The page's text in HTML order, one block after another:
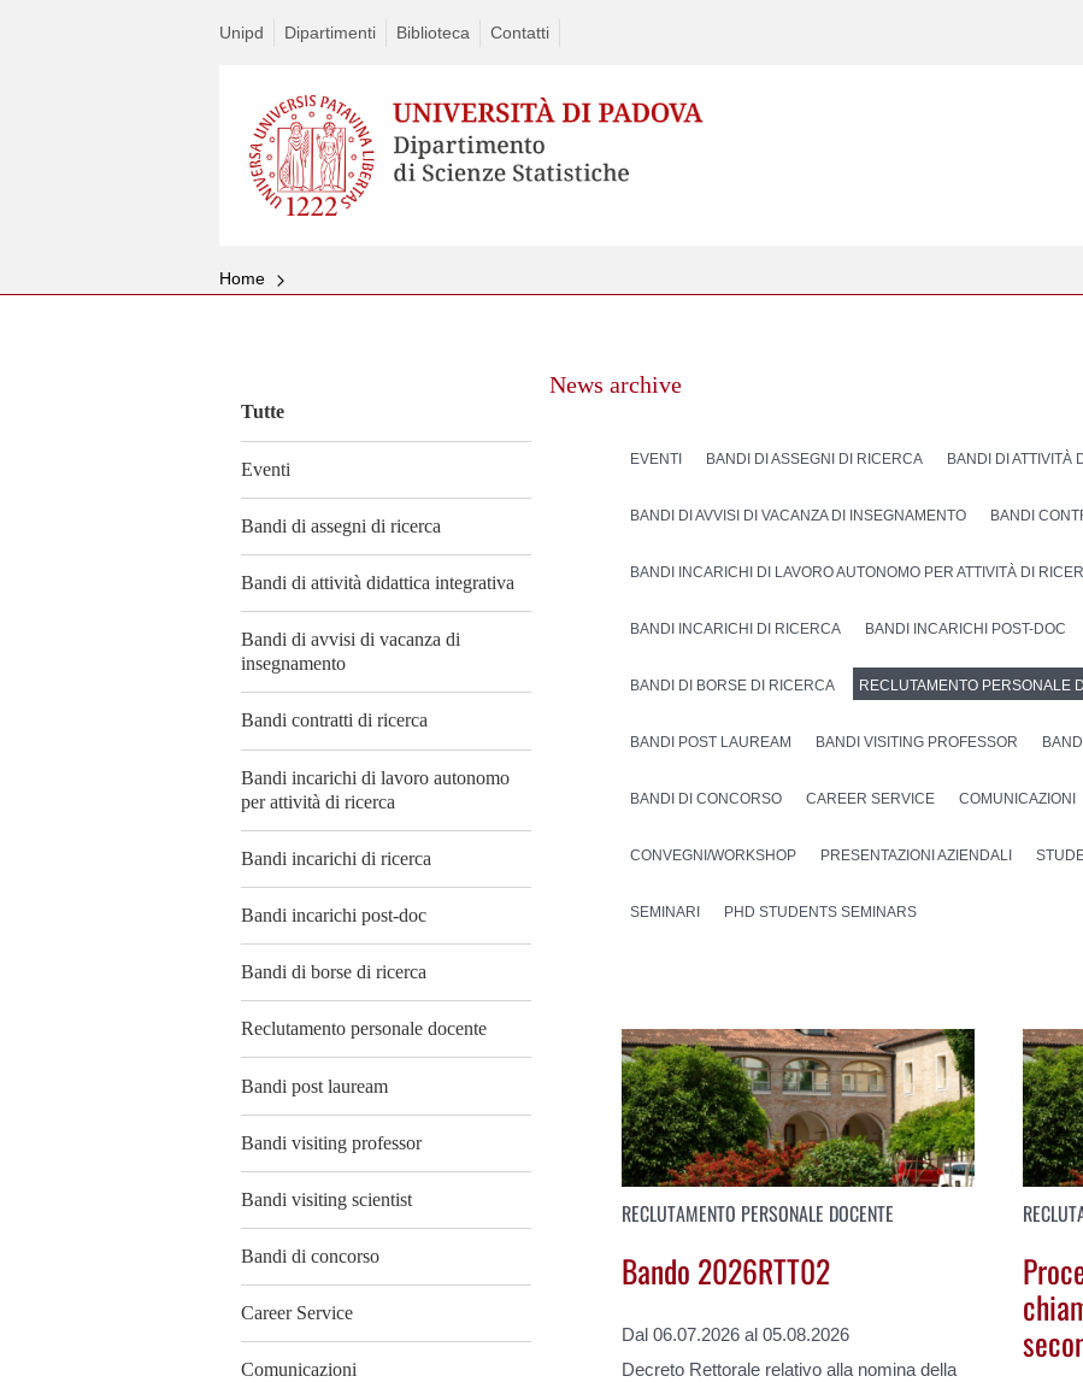
Unipd Dipartimenti Biblioteca Contatti
Home
Tutte
Eventi
Bandi di assegni di ricerca
Bandi di attività didattica integrativa
Bandi di avvisi di vacanza di
insegnamento
Bandi contratti di ricerca
Bandi incarichi di lavoro autonomo
per attività di ricerca
Bandi incarichi di ricerca
Bandi incarichi post-doc
Bandi di borse di ricerca
Reclutamento personale docente
Bandi post lauream
Bandi visiting professor
Bandi visiting scientist
Bandi di concorso
Career Service
Comunicazioni
News archive
EVENTI BANDI DI ASSEGNI DI RICERCA BANDI DI ATTIVITÀ
BANDI DI AVVISI DI VACANZA DI INSEGNAMENTO BANDI
BANDI INCARICHI DI LAVORO AUTONOMO PER ATTIVITÀ DI
BANDI INCARICHI DI RICERCA BANDI INCARICHI POST-DOC
BANDI DI BORSE DI RICERCA RECLUTAMENTO PERSONALE
BANDI POST LAUREAM BANDI VISITING PROFESSOR
BANDI DI CONCORSO CAREER SERVICE COMUNICAZIONI
CONVEGNI/WORKSHOP PRESENTAZIONI AZIENDALI
SEMINARI PHD STUDENTS SEMINARS
RECLUTAMENTO PERSONALE DOCENTE
Bando 2026RTT02
Dal 06.07.2026 al 05.08.2026
Decreto Rettorale relativo alla nomina della